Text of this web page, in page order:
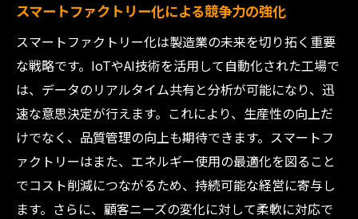
スマートファクトリー化による競争力の強化
スマートファクトリー化は製造業の未来を切り拓く重要
な戦略です。IoTやAI技術を活用して自動化された工場で
は、データのリアルタイム共有と分析が可能になり、迅
速な意思決定が行えます。これにより、生産性の向上だ
けでなく、品質管理の向上も期待できます。スマートフ
ァクトリーはまた、エネルギー使用の最適化を図ること
でコスト削減につながるため、持続可能な経営に寄与し
ます。さらに、顧客ニーズの変化に対して柔軟に対応で